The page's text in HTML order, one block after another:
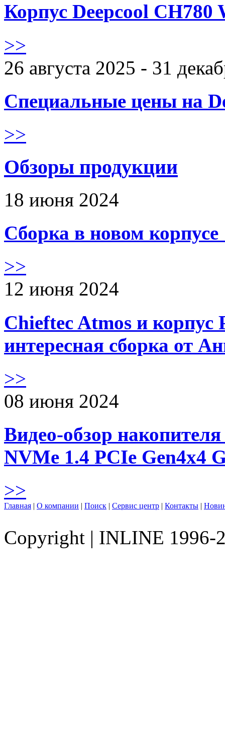
Корпус Deepcool CH780
>>
26 августа 2025 - 31
Специальные цены на
>>
Обзоры продукции
18 июня 2024
Сборка в новом
>>
12 июня 2024
Chieftec Atmos и корпус
интересная сборка от
>>
08 июня 2024
Видео-обзор
NVMe 1.4 PCIe Gen4х4
>>
Главная | О компании | Поиск | Сервис центр | Контакты |
Copyright | INLINE 1996-